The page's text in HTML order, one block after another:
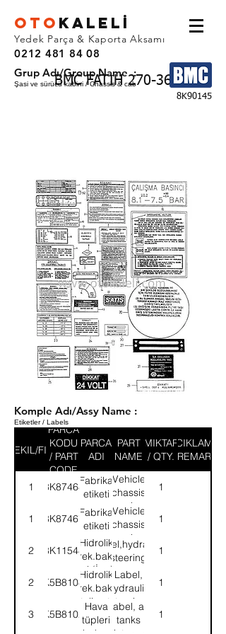
OTO KALEL İ
Yedek Parça & Kaporta Aksamı
0212 481 84 08
BMC FATIH 270-36
Grup Adı/Group Name :
Şasi ve sürücü kabini / Chassis & cab
8K90145
Komple Adı/Assy Name :
Etiketler / Labels
SEKIL/FIG
PARCA
KODU
/ PART
CODE
PARCA
ADI
PART
NAME
MIKTAR
/ QTY.
ACIKLAMA
/ REMARK
1 8K87468
Fabrika
etiketi
Vehicle
chassis
number
plate
1
1 8K87467
Fabrika
etiketi
Vehicle
chassis
number
plate
1
2 8K11548
Hidrolik
direk.bakım
tal.(İng)
Label,hydraulic
steering
1
2 K5B8108
Hidrolik
direk.bakım
talimatı
Label,
hydraulic
steering
1
3 K5B8102
Hava
tüpleri
Label, air
tanks
1